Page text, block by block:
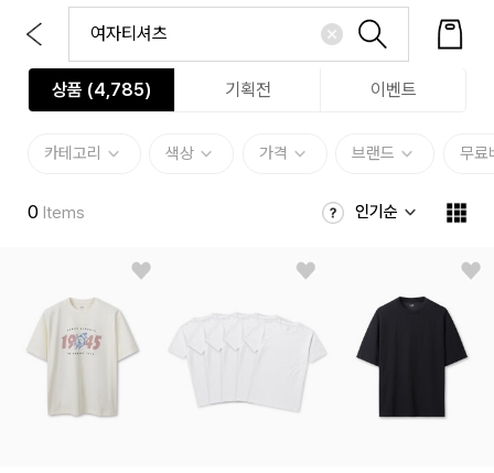
상품 (4,785) 기획전 이벤트
카테고리 색상 가격 브랜드 무료
0 Items 인기순